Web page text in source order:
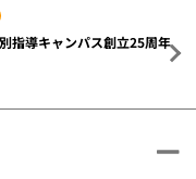
指導キャンパス創立25周年